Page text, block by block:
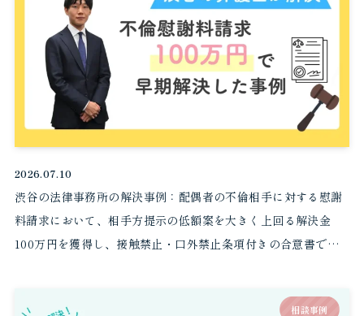
渋谷の法律事務所の解決事例：配偶者の不倫相手に対する慰謝
料請求において、相手方提示の低額案を大きく上回る解決金
100万円を獲得し、接触禁止・口外禁止条項付きの合意書で早
2026.07.10
相談事例